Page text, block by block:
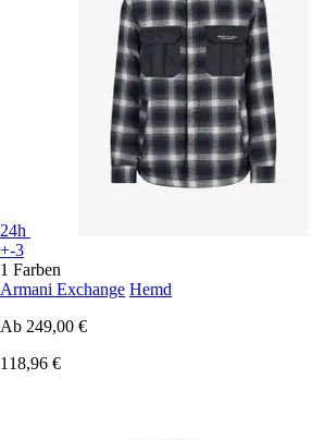
24h
+-3
1 Farben
Armani Exchange Hemd
Ab 249,00 €
118,96 €